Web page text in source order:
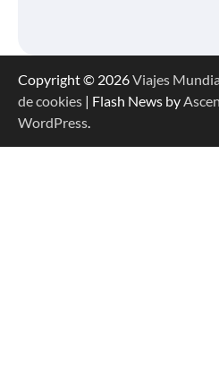
Copyright © 2026Viajes
de cookies | Flash News by
WordPress